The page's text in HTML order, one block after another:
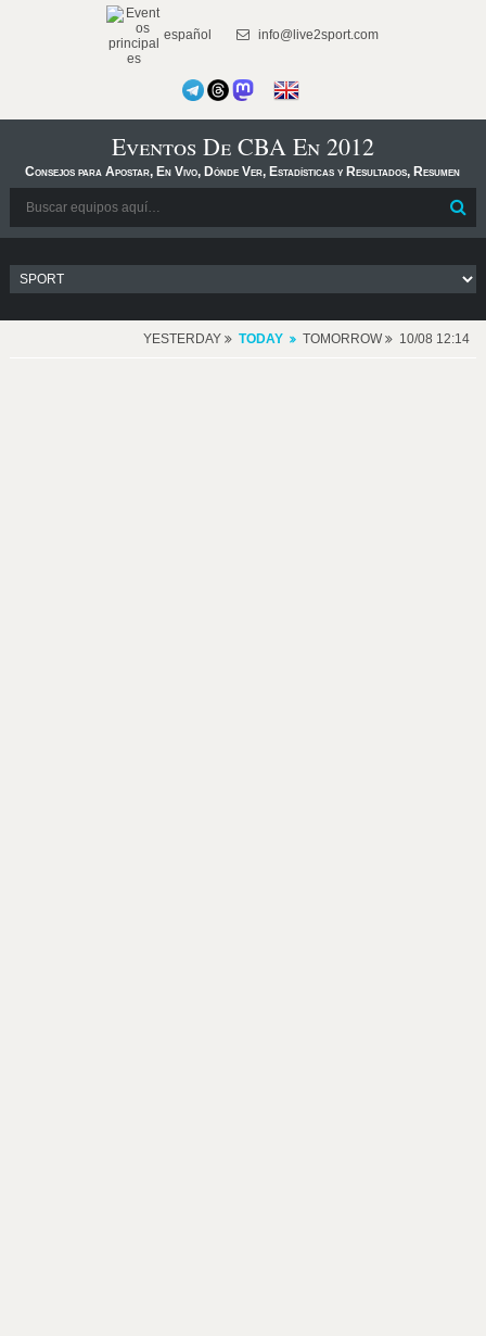
español info@live2sport.com
Eventos De CBA En 2012
Consejos para Apostar, En Vivo, Dónde Ver, Estadísticas y Resultados, Resumen
YESTERDAY TODAY TOMORROW 10/08 12:14